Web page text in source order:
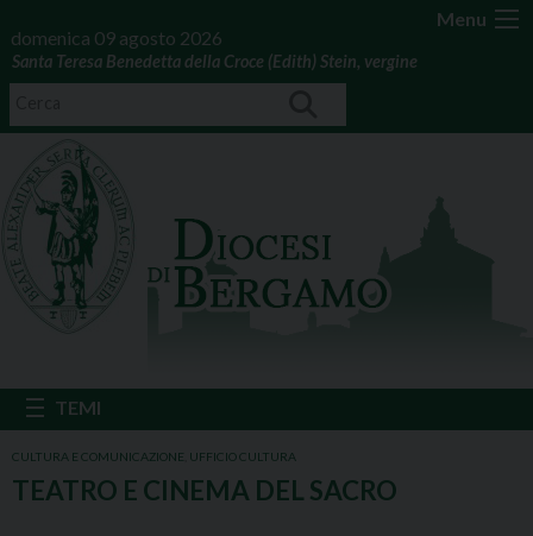
Menu
domenica 09 agosto 2026
Santa Teresa Benedetta della Croce (Edith) Stein, vergine
CULTURA E COMUNICAZIONE UFFICIO CULTURA
TEATRO E CINEMA DEL SACRO